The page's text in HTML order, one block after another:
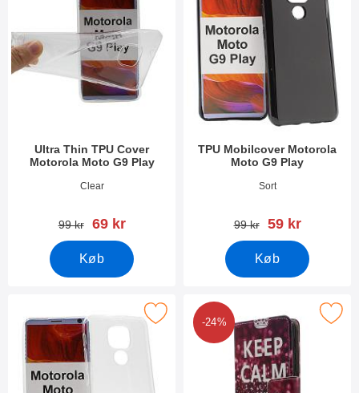
Ultra Thin TPU Cover
Motorola Moto G9 Play
Varenr 37763Clear
pris
99 kr pris
69 kr
Køb
TPU Mobilcover Motorola
Moto G9 Play
Varenr 37660Sort
pris
99 kr pris
59 kr
Køb
tPU Mobilcover Motorola Moto G9 Play som favorit
-24%
Marker designwallet Motorola